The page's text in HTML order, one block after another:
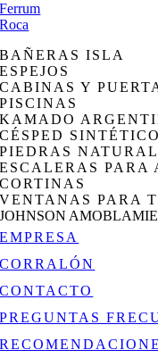
Ferrum
Roca
BAÑERAS ISLA
ESPEJOS
CABINAS Y
PISCINAS
KAMADO
CÉSPED SINTÉTICO
PIEDRAS
ESCALERAS PARA
CORTINAS
VENTANAS PARA
JOHNSON
EMPRESA
CORRALÓN
CONTACTO
PREGUNTAS